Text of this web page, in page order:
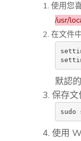
1. 使用您
/usr/
2. 在文件
默認
3. 保存
sudo
4. 使用